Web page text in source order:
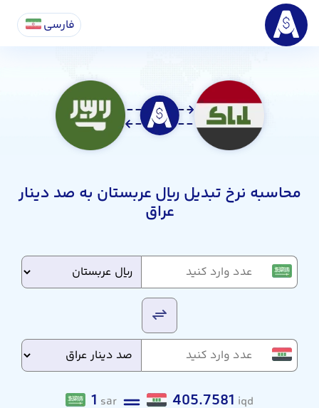
فارسی
محاسبه نرخ تبدیل ریال عربستان به صد دینار
عراق
1 sar 405.7581 iqd